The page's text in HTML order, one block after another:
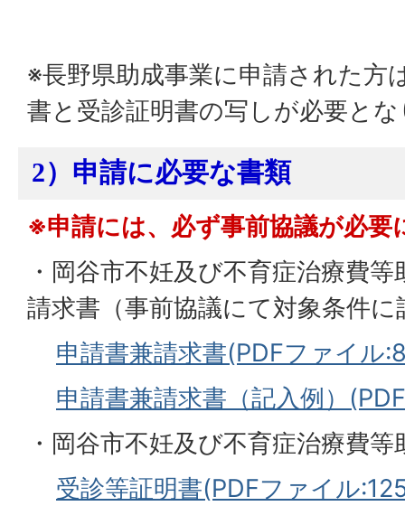
※長野県助成事業に申請された方
書と受診証明書の写しが必要と
2）申請に必要な書類
※申請には、必ず事前協議が必要
・岡谷市不妊及び不育症治療費
請求書（事前協議にて対象条件
申請書兼請求書(PDFファイル
申請書兼請求書（記入例）
・岡谷市不妊及び不育症治療費
受診等証明書(PDFファイル